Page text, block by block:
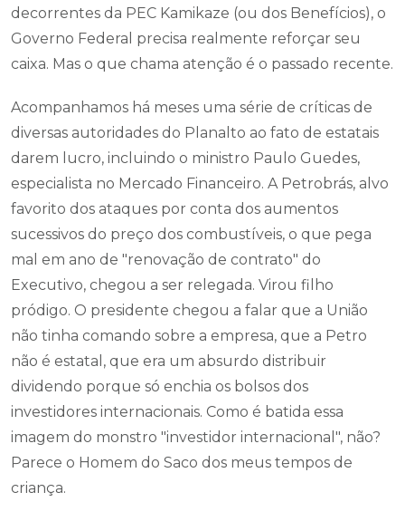
decorrentes da PEC Kamikaze (ou dos Benefícios), o
Governo Federal precisa realmente reforçar seu
caixa. Mas o que chama atenção é o passado recente.
Acompanhamos há meses uma série de críticas de
diversas autoridades do Planalto ao fato de estatais
darem lucro, incluindo o ministro Paulo Guedes,
especialista no Mercado Financeiro. A Petrobrás, alvo
favorito dos ataques por conta dos aumentos
sucessivos do preço dos combustíveis, o que pega
mal em ano de "renovação de contrato" do
Executivo, chegou a ser relegada. Virou filho
pródigo. O presidente chegou a falar que a União
não tinha comando sobre a empresa, que a Petro
não é estatal, que era um absurdo distribuir
dividendo porque só enchia os bolsos dos
investidores internacionais. Como é batida essa
imagem do monstro "investidor internacional", não?
Parece o Homem do Saco dos meus tempos de
criança.